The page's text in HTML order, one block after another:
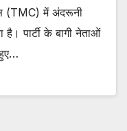
(TMC) में अंदरूनी
पार्टी के बागी नेताओं